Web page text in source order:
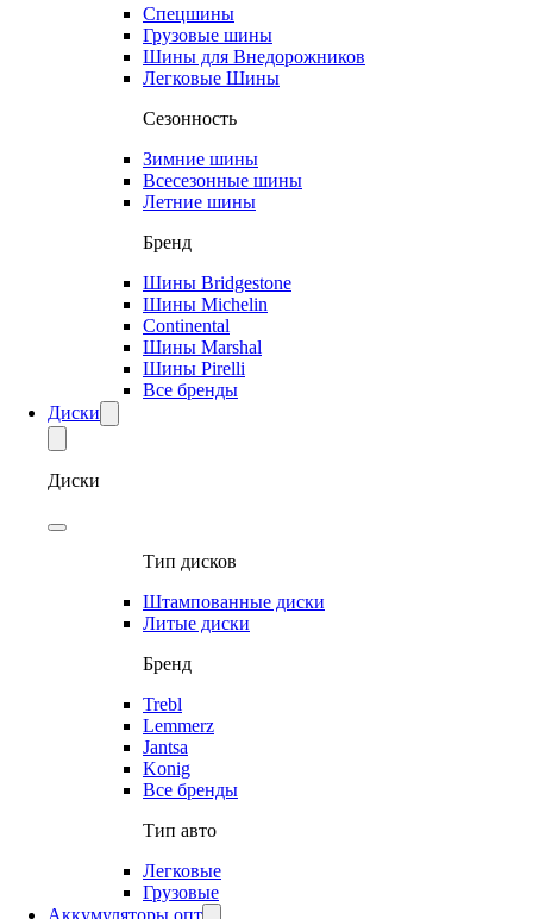
Спецшины
Грузовые шины
Шины для Внедорожников
Легковые Шины
Сезонность
Зимние шины
Всесезонные шины
Летние шины
Бренд
Шины Bridgestone
Шины Michelin
Continental
Шины Marshal
Шины Pirelli
Все бренды
Диски
Диски
Тип дисков
Штампованные диски
Литые диски
Бренд
Trebl
Lemmerz
Jantsa
Konig
Все бренды
Тип авто
Легковые
Грузовые
Аккумуляторы опт